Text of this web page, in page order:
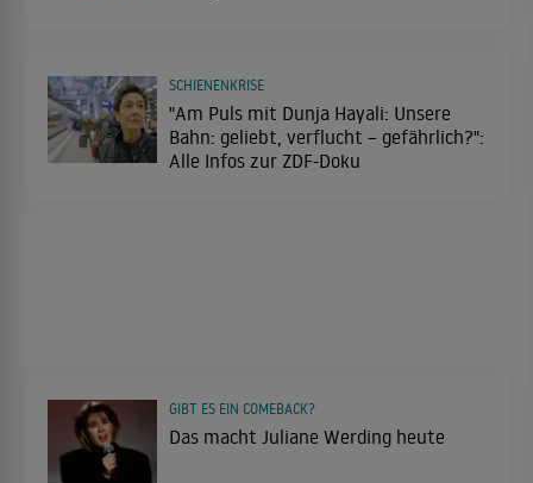
"Am Puls mit Dunja Hayali: Unsere
Bahn: geliebt, verflucht – gefährlich?":
Alle Infos zur ZDF-Doku
SCHIENENKRISE
Das macht Juliane Werding heute
GIBT ES EIN COMEBACK?